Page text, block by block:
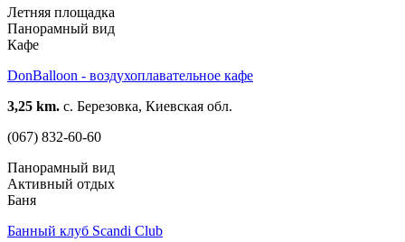
Летняя площадка
Панорамный вид
Кафе
DonBalloon - воздухоплавательное кафе
3,25 km. с. Березовка, Киевская обл.
(067) 832-60-60
Панорамный вид
Активный отдых
Баня
Банный клуб Scandi Club